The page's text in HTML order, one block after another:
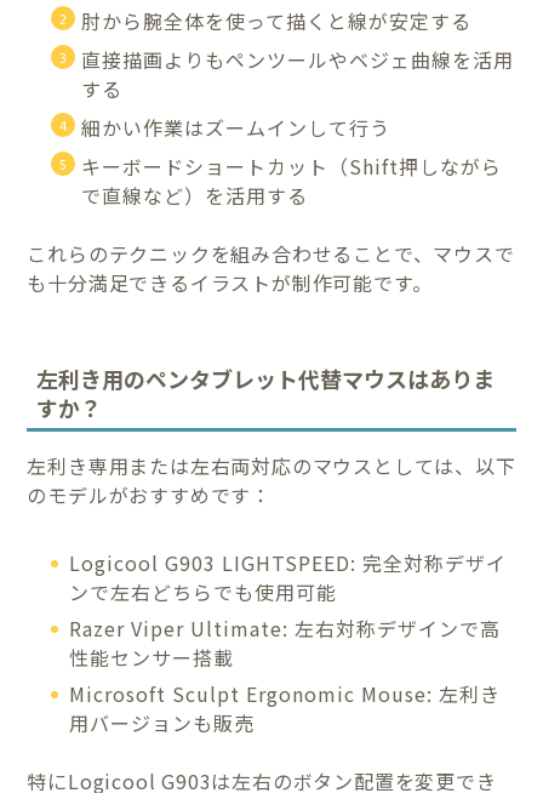
肘から腕全体を使って描くと線が安定する
直接描画よりもペンツールやベジェ曲線を活用
する
細かい作業はズームインして行う
キーボードショートカット（Shift押しながら
で直線など）を活用する
これらのテクニックを組み合わせることで、マウスで
も十分満足できるイラストが制作可能です。
左利き用のペンタブレット代替マウスはありま
すか？
左利き専用または左右両対応のマウスとしては、以下
のモデルがおすすめです：
Logicool G903 LIGHTSPEED: 完全対称デザイ
ンで左右どちらでも使用可能
Razer Viper Ultimate: 左右対称デザインで高
性能センサー搭載
Microsoft Sculpt Ergonomic Mouse: 左利き
用バージョンも販売
特にLogicool G903は左右のボタン配置を変更でき